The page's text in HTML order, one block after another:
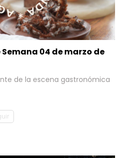
04 de marzo de
de la escena gastronómica